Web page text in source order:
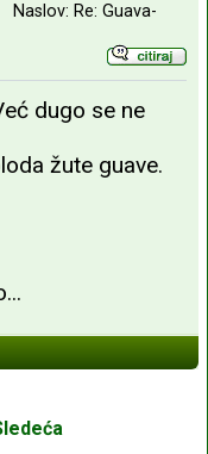
Naslov: Re: Guava-
dugo se ne
žute guave.